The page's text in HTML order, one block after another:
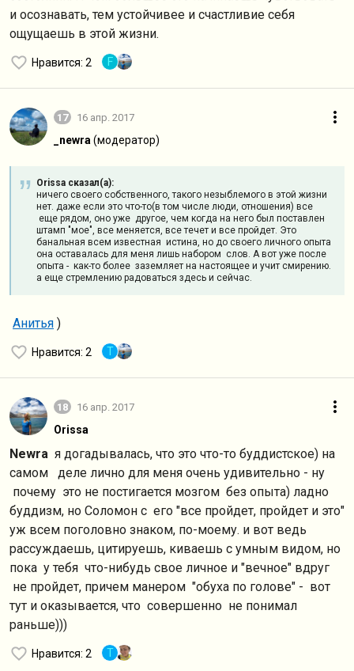
и осознавать, тем устойчивее и счастливие себя
ощущаешь в этой жизни.
Нравится: 2 F
17 16 апр. 2017
_newra (модератор)
Orissa сказал(а):
ничего своего собственного, такого незыблемого в этой жизни
нет. даже если это что-то(в том числе люди, отношения) все
еще рядом, оно уже другое, чем когда на него был поставлен
штамп "мое", все меняется, все течет и все пройдет. Это
банальная всем известная истина, но до своего личного опыта
она оставалась для меня лишь набором слов. А вот уже после
опыта - как-то более заземляет на настоящее и учит смирению.
а еще стремлению радоваться здесь и сейчас.
Анитья )
Нравится: 2 T
18 16 апр. 2017
Orissa
Newra я догадывалась, что это что-то буддистское) на
самом деле лично для меня очень удивительно - ну
почему это не постигается мозгом без опыта) ладно
буддизм, но Соломон с его "все пройдет, пройдет и это"
уж всем поголовно знаком, по-моему. и вот ведь
рассуждаешь, цитируешь, киваешь с умным видом, но
пока у тебя что-нибудь свое личное и "вечное" вдруг
не пройдет, причем манером "обуха по голове" - вот
тут и оказывается, что совершенно не понимал
раньше)))
Нравится: 2 T